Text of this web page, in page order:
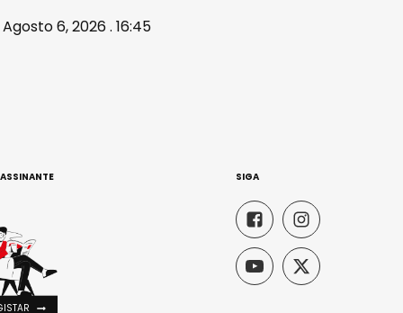
Agosto 6, 2026 . 16:45
SIGA